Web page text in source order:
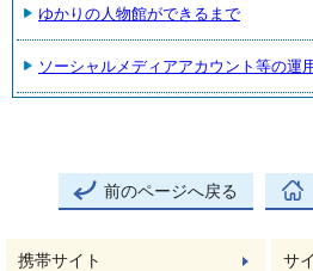
ゆかりの人物館ができるまで
ソーシャルメディアアカウント等の運
前のページへ戻る
携帯サイト サ